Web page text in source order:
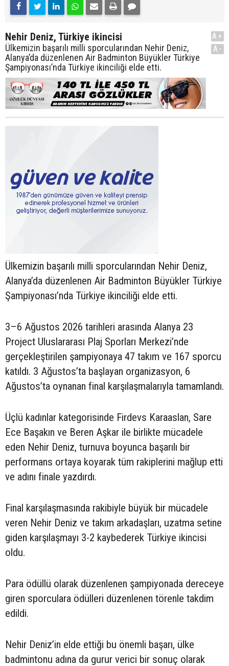
Nehir Deniz, Türkiye ikincisi
Ülkemizin başarılı milli sporcularından Nehir Deniz,
Alanya’da düzenlenen Air Badminton Büyükler Türkiye
Şampiyonası’nda Türkiye ikinciliği elde etti.
A+
A-
Ülkemizin başarılı milli sporcularından Nehir Deniz,
Alanya’da düzenlenen Air Badminton Büyükler Türkiye
Şampiyonası’nda Türkiye ikinciliği elde etti.
3–6 Ağustos 2026 tarihleri arasında Alanya 23
Project Uluslararası Plaj Sporları Merkezi’nde
gerçekleştirilen şampiyonaya 47 takım ve 167 sporcu
katıldı. 3 Ağustos’ta başlayan organizasyon, 6
Ağustos’ta oynanan final karşılaşmalarıyla tamamlandı.
Üçlü kadınlar kategorisinde Firdevs Karaaslan, Sare
Ece Başakın ve Beren Aşkar ile birlikte mücadele
eden Nehir Deniz, turnuva boyunca başarılı bir
performans ortaya koyarak tüm rakiplerini mağlup etti
ve adını finale yazdırdı.
Final karşılaşmasında rakibiyle büyük bir mücadele
veren Nehir Deniz ve takım arkadaşları, uzatma setine
giden karşılaşmayı 3-2 kaybederek Türkiye ikincisi
oldu.
Para ödüllü olarak düzenlenen şampiyonada dereceye
giren sporculara ödülleri düzenlenen törenle takdim
edildi.
Nehir Deniz’in elde ettiği bu önemli başarı, ülke
badmintonu adına da gurur verici bir sonuç olarak